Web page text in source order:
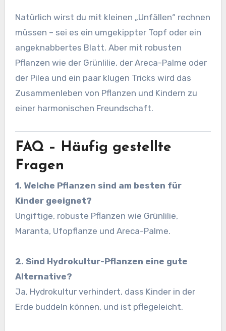
Natürlich wirst du mit kleinen „Unfällen“ rechnen
müssen – sei es ein umgekippter Topf oder ein
angeknabbertes Blatt. Aber mit robusten
Pflanzen wie der Grünlilie, der Areca-Palme oder
der Pilea und ein paar klugen Tricks wird das
Zusammenleben von Pflanzen und Kindern zu
einer harmonischen Freundschaft.
FAQ – Häufig gestellte
Fragen
1. Welche Pflanzen sind am besten für
Kinder geeignet?
Ungiftige, robuste Pflanzen wie Grünlilie,
Maranta, Ufopflanze und Areca-Palme.
2. Sind Hydrokultur-Pflanzen eine gute
Alternative?
Ja, Hydrokultur verhindert, dass Kinder in der
Erde buddeln können, und ist pflegeleicht.